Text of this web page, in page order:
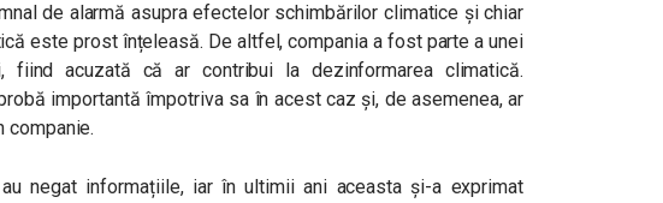
de alarmă asupra efectelor schimbărilor climatice și chiar
este prost înțeleasă. De altfel, compania a fost parte a unei
fiind acuzată că ar contribui la dezinformarea climatică.
importantă împotriva sa în acest caz și, de asemenea, ar
companie.
negat informațiile, iar în ultimii ani aceasta și-a exprimat